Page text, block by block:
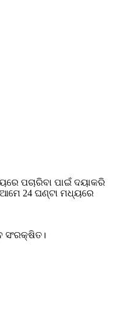
ପଚାରିବା ପାଇଁ ଦୟାକରି
24 ଘଣ୍ଟା ମଧ୍ୟରେ
ସଂରକ୍ଷିତ।